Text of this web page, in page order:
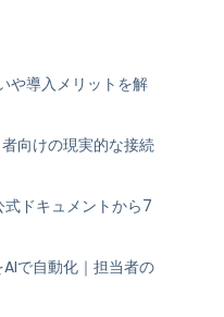
や導入メリットを解
向けの現実的な接続
ドキュメントから7
で自動化｜担当者の